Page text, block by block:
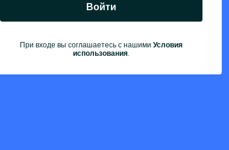
Войти
При входе вы соглашаетесь с нашими Условия
использования.